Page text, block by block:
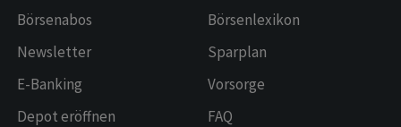
Börsenabos
Newsletter
E-Banking
Depot eröffnen
Börsenlexikon
Sparplan
Vorsorge
FAQ